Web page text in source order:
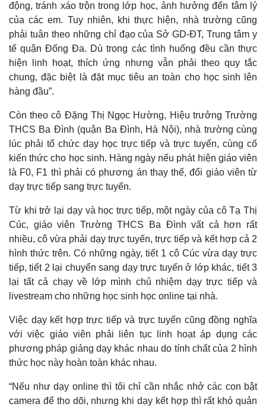
động, tránh xáo trộn trong lớp học, ảnh hưởng đến tâm lý
của các em. Tuy nhiên, khi thực hiện, nhà trường cũng
phải tuân theo những chỉ đạo của Sở GD-ĐT, Trung tâm y
tế quận Đống Đa. Dù trong các tình huống đều cần thực
hiện linh hoạt, thích ứng nhưng vẫn phải theo quy tắc
chung, đặc biệt là đặt mục tiêu an toàn cho học sinh lên
hàng đầu”.
Còn theo cô Đặng Thị Ngọc Hường, Hiệu trưởng Trường
THCS Ba Đình (quận Ba Đình, Hà Nội), nhà trường cùng
lúc phải tổ chức dạy học trực tiếp và trực tuyến, cùng cố
kiến thức cho học sinh. Hàng ngày nếu phát hiện giáo viên
là F0, F1 thì phải có phương án thay thế, đổi giáo viên từ
dạy trực tiếp sang trực tuyến.
Từ khi trở lại dạy và học trực tiếp, một ngày của cô Tạ Thị
Cúc, giáo viên Trường THCS Ba Đình vất cả hơn rất
nhiều, cô vừa phải dạy trực tuyến, trực tiếp và kết hợp cả 2
hình thức trên. Có những ngày, tiết 1 cô Cúc vừa dạy trực
tiếp, tiết 2 lại chuyển sang dạy trực tuyến ở lớp khác, tiết 3
lại tất cả chạy về lớp mình chủ nhiệm dạy trực tiếp và
livestream cho những học sinh học online tại nhà.
Việc dạy kết hợp trực tiếp và trực tuyến cũng đồng nghĩa
với việc giáo viên phải liên tục linh hoạt áp dụng các
phương pháp giảng dạy khác nhau do tính chất của 2 hình
thức học này hoàn toàn khác nhau.
“Nếu như dạy online thì tôi chỉ cần nhắc nhở các con bật
camera để tho dõi, nhưng khi dạy kết hợp thì rất khó quản